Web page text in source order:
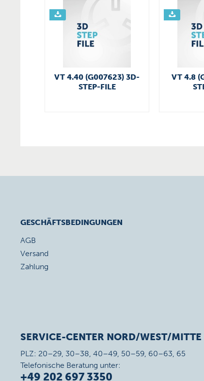
VT 4.40 (G007623) 3D-
STEP-FILE
VT 4.8
GESCHÄFTSBEDINGUNGEN
AGB
Versand
Zahlung
SERVICE-CENTER NORD/WEST/MITTE
PLZ: 20–29, 30–38, 40–49, 50–59, 60–63, 65
Telefonische Beratung unter:
+49 202 697 3350